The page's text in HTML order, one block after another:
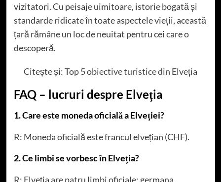
vizitatori. Cu peisaje uimitoare, istorie bogată și
standarde ridicate în toate aspectele vieții, această
țară rămâne un loc de neuitat pentru cei care o
descoperă.
Citește și:Top 5 obiective turistice din Elveția
FAQ – lucruri despre Elveția
1. Care este moneda oficială a Elveției?
R: Moneda oficială este francul elvețian (CHF).
2. Ce limbi se vorbesc în Elveția?
R: Elveția are patru limbi oficiale: germana,